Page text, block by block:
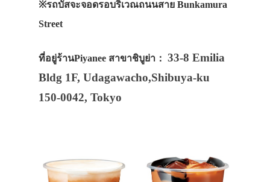
※รถบัสจะจอดรอบริเวณถนนสาย Bunkamura
Street
ที่อยู่ร้านPiyanee สาขาชิบูย่า： 33-8 Emilia
Bldg 1F, Udagawacho,Shibuya-ku
150-0042, Tokyo